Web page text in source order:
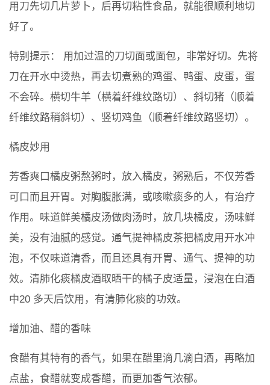
用刀先切几片萝卜，后再切粘性食品，就能很顺利地切
好了。
特别提示： 用加过温的刀切面或面包，非常好切。先将
刀在开水中烫热，再去切煮熟的鸡蛋、鸭蛋、皮蛋，蛋
不会碎。横切牛羊（横着纤维纹路切）、斜切猪（顺着
纤维纹路稍斜切）、竖切鸡鱼（顺着纤维纹路竖切）。
橘皮妙用
芳香爽口橘皮粥熬粥时，放入橘皮，粥熟后，不仅芳香
可口而且开胃。对胸腹胀满，或咳嗽痰多的人，有治疗
作用。味道鲜美橘皮汤做肉汤时，放几块橘皮，汤味鲜
美，没有油腻的感觉。通气提神橘皮茶把橘皮用开水冲
泡，不仅味道清香，而且还具有开胃、通气、提神的功
效。清肺化痰橘皮酒取晒干的橘子皮适量，浸泡在白酒
中20 多天后饮用，有清肺化痰的功效。
增加油、醋的香味
食醋有其特有的香气，如果在醋里滴几滴白酒，再略加
点盐，食醋就变成香醋，而更加香气浓郁。